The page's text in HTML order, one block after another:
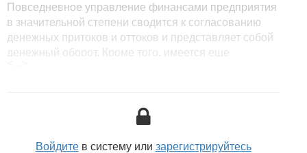
Повседневное управление финансами предприятия
в значительной степени сводится к согласованию
денежных притоков и оттоков и представляет собой
денежный оборот. Кроме того, имеется еще
Денежный оборот представляет собой процесс
Войдитев систему или зарегистрируйтесь